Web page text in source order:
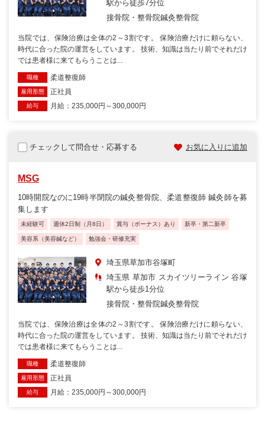
駅から徒歩7分位
接骨院・整骨院鍼灸整骨院
当院では、保険治療は全体の2～3割です。 保険治療だけに頼らない、
時代に合った院の運営をしています。 技術、知識は当たり前でそれだけ
では患者様に来てもらうことは...
職種 柔道整復師
雇用形態 正社員
給与 月給：235,000円～300,000円
チェックして問合せ・応募する お気に入りに追加
MSG
10時開院なのに19時半閉院の鍼灸整骨院、柔道整復師 鍼灸師を募
集します
未経験可 週休2日制（月8日） 賞与（ボーナス）あり 新卒・第二新卒
美容系（美容鍼など） 勉強会・研修充実
埼玉県草加市谷塚町
埼玉県 草加市 スカイツリーライン 谷塚
駅から徒歩1分位
接骨院・整骨院鍼灸整骨院
当院では、保険治療は全体の2～3割です。 保険治療だけに頼らない、
時代に合った院の運営をしています。 技術、知識は当たり前でそれだけ
では患者様に来てもらうことは...
職種 柔道整復師
雇用形態 正社員
給与 月給：235,000円～300,000円